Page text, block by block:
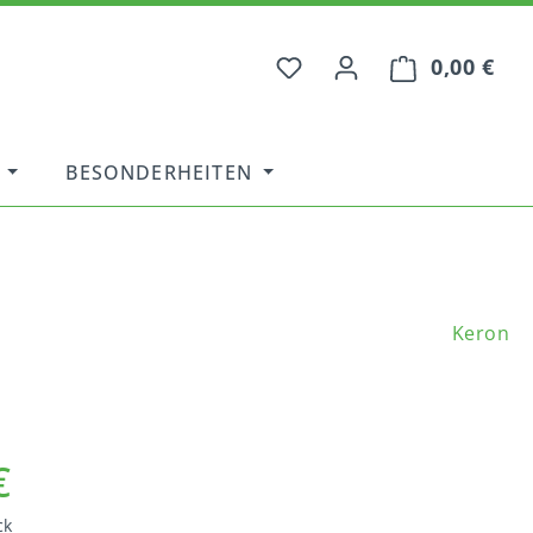
0,00 €
BESONDERHEITEN
Keron